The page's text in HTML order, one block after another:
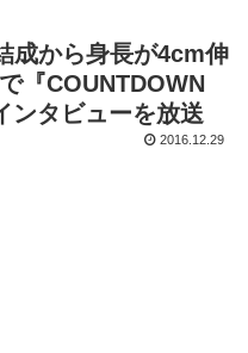
成から身長が4cm伸
『COUNTDOWN
ンタビューを放送
2016.12.29